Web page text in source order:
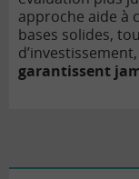
approche aide à
bases solides,
d’investissement,
garantissent